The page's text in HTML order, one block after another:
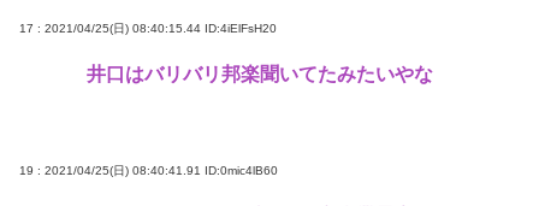
17 : 2021/04/25(日) 08:40:15.44 ID:4iElFsH20
井口はバリバリ邦楽聞いてたみたいやな
19 : 2021/04/25(日) 08:40:41.91 ID:0mic4lB60